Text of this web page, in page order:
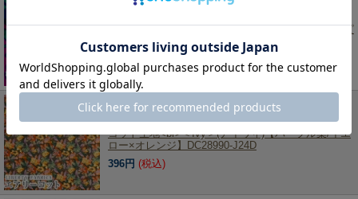
LIBERTY FABRICS リバティプリント シルククレー
Chine<br>＜Betsy Shadow＞(ベッツィシャドウ)【ピ
ンク地】2342211-C《2022AW THE HOUSE OF
LIBERTY》
1,100円
(税込)
LIBERTY FABRICS リバティプリント 国産エアリー
コット生地<br>＜Ivy＞(アイヴィ)【パープル葉/イエ
ロー×オレンジ】DC28990-J24D
396円 (税込)